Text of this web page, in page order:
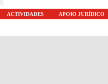
ACTIVIDADES APOIO JURÍDICO